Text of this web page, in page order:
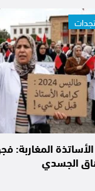
المغاربة:
الجسدي